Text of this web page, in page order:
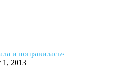
и поправилась»
1, 2013